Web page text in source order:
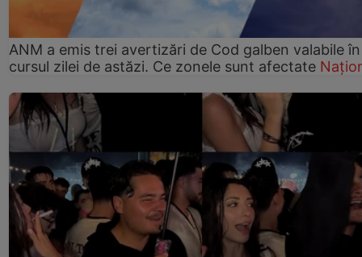
ANM a emis trei avertizări de Cod galben valabile în
cursul zilei de astăzi. Ce zonele sunt afectate